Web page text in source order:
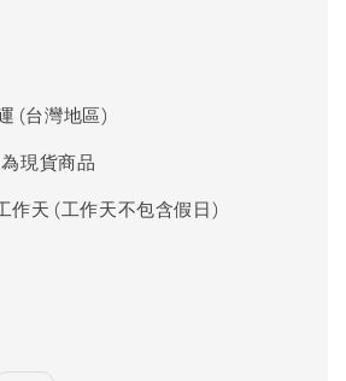
(台灣地區)
現貨商品
作天 (工作天不包含假日)